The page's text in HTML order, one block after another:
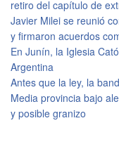
retiro del capítulo de
Javier Milei se reunió
y firmaron acuerdos
En Junín, la Iglesia
Argentina
Antes que la ley, la
Media provincia bajo
y posible granizo